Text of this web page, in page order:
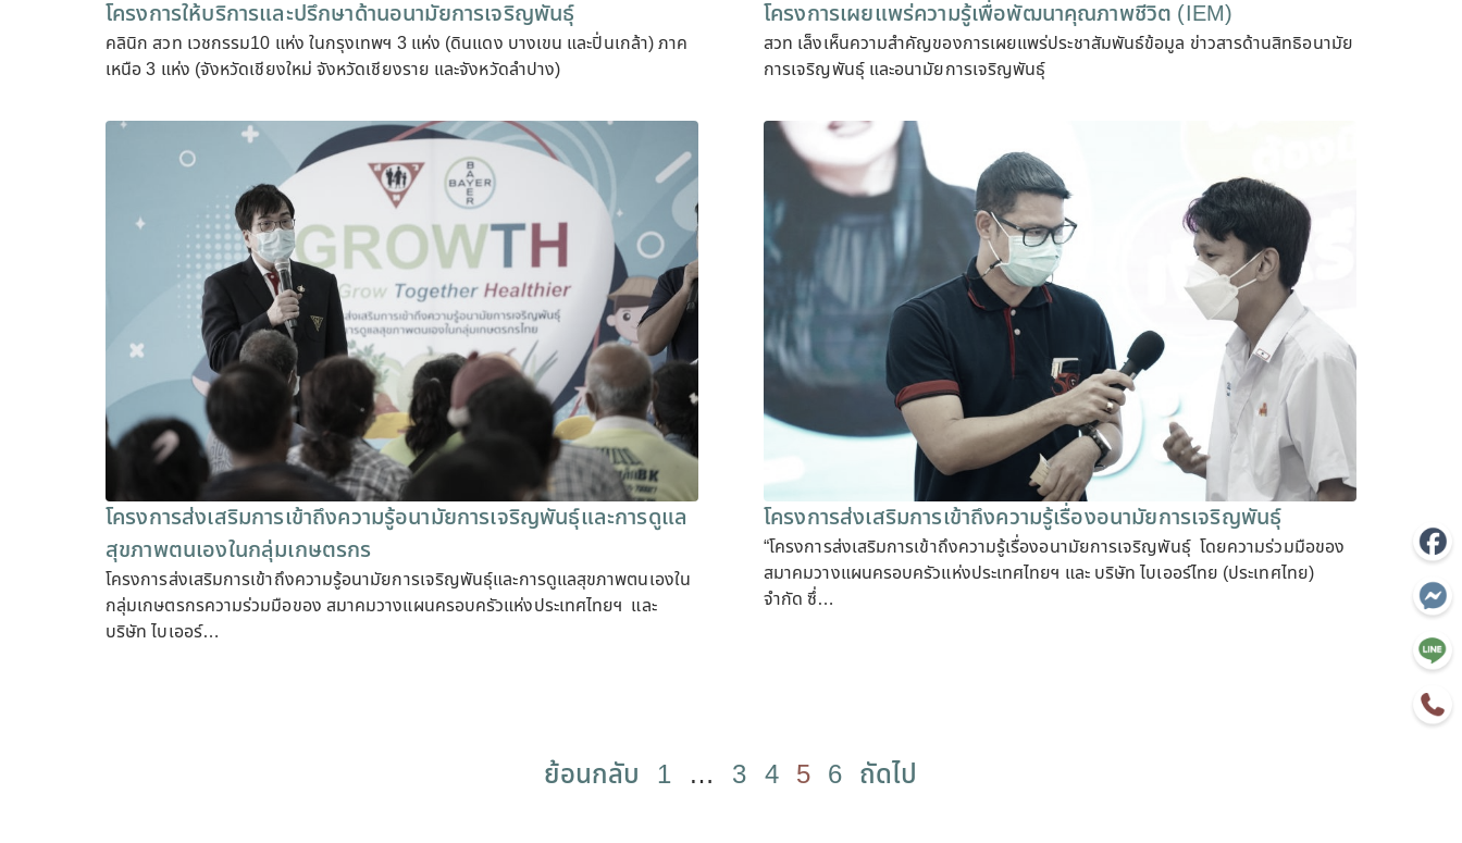
โครงการให้บริการและปรึกษาด้านอนามัยการเจริญพันธุ์
คลินิก สวท เวชกรรม10 แห่ง ในกรุงเทพฯ 3 แห่ง (ดินแดง บางเขน และปิ่นเกล้า) ภาค
เหนือ 3 แห่ง (จังหวัดเชียงใหม่ จังหวัดเชียงราย และจังหวัดลำปาง)
โครงการเผยแพร่ความรู้เพื่อพัฒนาคุณภาพชีวิต (IEM)
สวท เล็งเห็นความสำคัญของการเผยแพร่ประชาสัมพันธ์ข้อมูล ข่าวสารด้านสิทธิอนามัย
การเจริญพันธุ์ และอนามัยการเจริญพันธุ์
โครงการส่งเสริมการเข้าถึงความรู้อนามัยการเจริญพันธุ์และการดูแล
สุขภาพตนเองในกลุ่มเกษตรกร
โครงการส่งเสริมการเข้าถึงความรู้อนามัยการเจริญพันธุ์และการดูแลสุขภาพตนเองใน
กลุ่มเกษตรกรความร่วมมือของ สมาคมวางแผนครอบครัวแห่งประเทศไทยฯ และ
บริษัท ไบเออร์…
โครงการส่งเสริมการเข้าถึงความรู้เรื่องอนามัยการเจริญพันธุ์
“โครงการส่งเสริมการเข้าถึงความรู้เรื่องอนามัยการเจริญพันธุ์ โดยความร่วมมือของ
สมาคมวางแผนครอบครัวแห่งประเทศไทยฯ และ บริษัท ไบเออร์ไทย (ประเทศไทย)
จำกัด ซึ่…
ย้อนกลับ 1 … 3 4 5 6 ถัดไป